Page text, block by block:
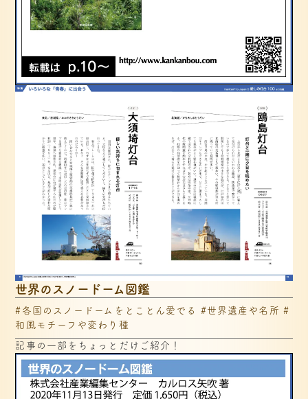
世界のスノードーム図鑑
#各国のスノードームをとことん愛でる #世界遺産や名所 #
和風モチーフや変わり種
記事の一部をちょっとだけご紹介！